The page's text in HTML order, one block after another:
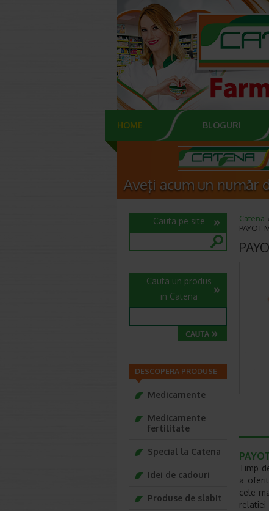
HOME BLOGURI
Catena
PAYOT
Timp
a
cele
relatiei
Cauta pe site
Cauta un produs
in Catena
DESCOPERA PRODUSE
Medicamente
Medicamente
fertilitate
Special la Catena
Idei de cadouri
Produse de slabit